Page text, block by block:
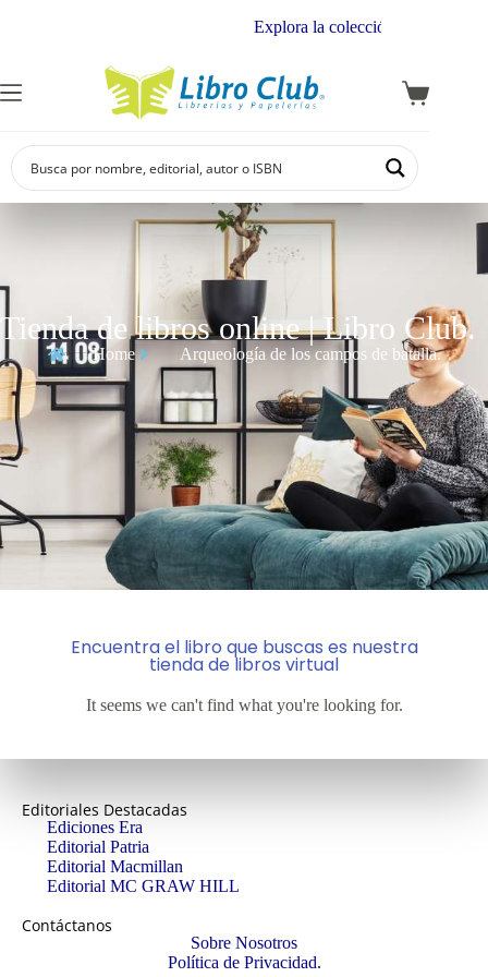
Explora la colección de autores
Tienda de libros online | Libro Club.
Home Arqueología de los campos de batalla.
Encuentra el libro que buscas es nuestra
tienda de libros virtual
It seems we can't find what you're looking for.
Editoriales Destacadas
Ediciones Era
Editorial Patria
Editorial Macmillan
Editorial MC GRAW HILL
Contáctanos
Sobre Nosotros
Política de Privacidad.